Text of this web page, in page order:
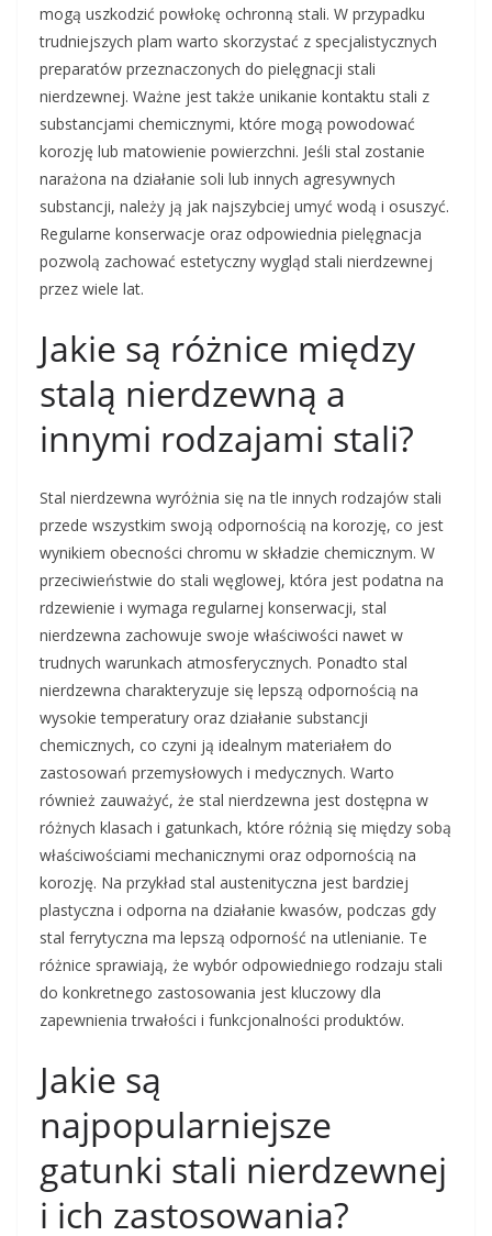
mogą uszkodzić powłokę ochronną stali. W przypadku
trudniejszych plam warto skorzystać z specjalistycznych
preparatów przeznaczonych do pielęgnacji stali
nierdzewnej. Ważne jest także unikanie kontaktu stali z
substancjami chemicznymi, które mogą powodować
korozję lub matowienie powierzchni. Jeśli stal zostanie
narażona na działanie soli lub innych agresywnych
substancji, należy ją jak najszybciej umyć wodą i osuszyć.
Regularne konserwacje oraz odpowiednia pielęgnacja
pozwolą zachować estetyczny wygląd stali nierdzewnej
przez wiele lat.
Jakie są różnice między
stalą nierdzewną a
innymi rodzajami stali?
Stal nierdzewna wyróżnia się na tle innych rodzajów stali
przede wszystkim swoją odpornością na korozję, co jest
wynikiem obecności chromu w składzie chemicznym. W
przeciwieństwie do stali węglowej, która jest podatna na
rdzewienie i wymaga regularnej konserwacji, stal
nierdzewna zachowuje swoje właściwości nawet w
trudnych warunkach atmosferycznych. Ponadto stal
nierdzewna charakteryzuje się lepszą odpornością na
wysokie temperatury oraz działanie substancji
chemicznych, co czyni ją idealnym materiałem do
zastosowań przemysłowych i medycznych. Warto
również zauważyć, że stal nierdzewna jest dostępna w
różnych klasach i gatunkach, które różnią się między sobą
właściwościami mechanicznymi oraz odpornością na
korozję. Na przykład stal austenityczna jest bardziej
plastyczna i odporna na działanie kwasów, podczas gdy
stal ferrytyczna ma lepszą odporność na utlenianie. Te
różnice sprawiają, że wybór odpowiedniego rodzaju stali
do konkretnego zastosowania jest kluczowy dla
zapewnienia trwałości i funkcjonalności produktów.
Jakie są
najpopularniejsze
gatunki stali nierdzewnej
i ich zastosowania?